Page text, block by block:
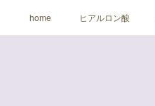
home ヒアルロン酸